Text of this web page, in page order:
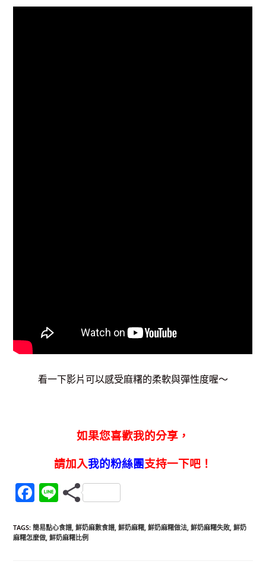
看一下影片可以感受麻糬的柔軟與彈性度喔～
如果您喜歡我的分享，
請加入我的粉絲團支持一下吧！
F
c
e
Li
e
TAGS:簡易點心食譜, 鮮奶麻數食譜, 鮮奶麻糬, 鮮奶麻糬做法, 鮮奶麻糬失敗, 鮮奶
麻糬怎麼做, 鮮奶麻糬比例